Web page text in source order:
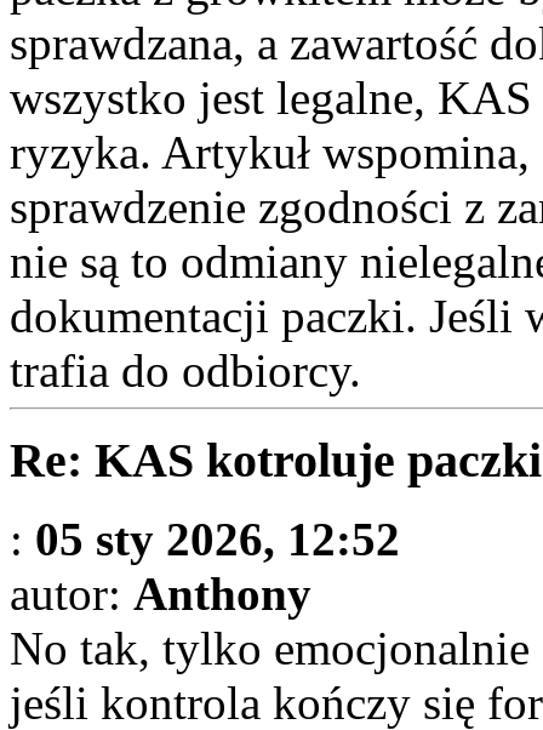
sprawdzana, a zawartość
wszystko jest legalne,
ryzyka. Artykuł
sprawdzenie zgodności z
nie są to odmiany
dokumentacji paczki. Jeśli
trafia do odbiorcy.
Re: KAS kotroluje
: 05 sty 2026, 12:52
autor: Anthony
No tak, tylko
jeśli kontrola kończy się